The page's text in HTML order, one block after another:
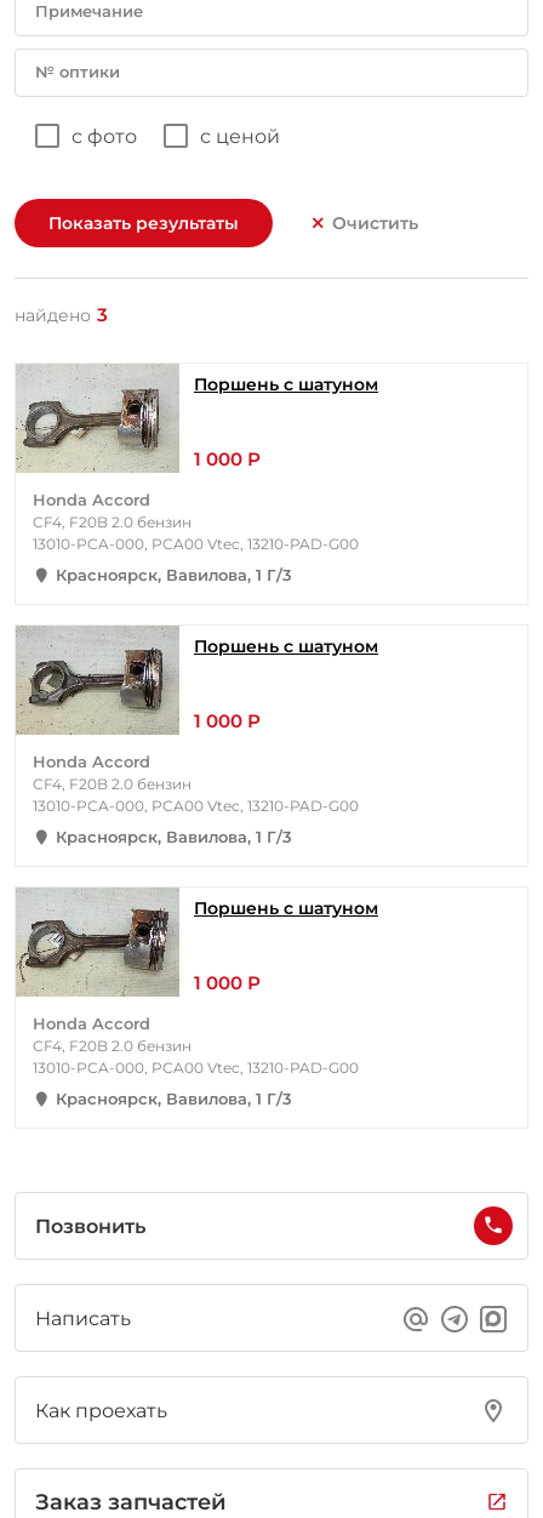
Примечание
№ оптики
с фото с ценой
Показать результаты Очистить
найдено 3
Поршень с шатуном
1 000 Р
Honda Accord
CF4, F20B 2.0 бензин
13010-PCA-000, PCA00 Vtec, 13210-PAD-G00
Красноярск, Вавилова, 1 Г/3
Поршень с шатуном
1 000 Р
Honda Accord
CF4, F20B 2.0 бензин
13010-PCA-000, PCA00 Vtec, 13210-PAD-G00
Красноярск, Вавилова, 1 Г/3
Поршень с шатуном
1 000 Р
Honda Accord
CF4, F20B 2.0 бензин
13010-PCA-000, PCA00 Vtec, 13210-PAD-G00
Красноярск, Вавилова, 1 Г/3
Позвонить
Написать
Как проехать
Заказ запчастей